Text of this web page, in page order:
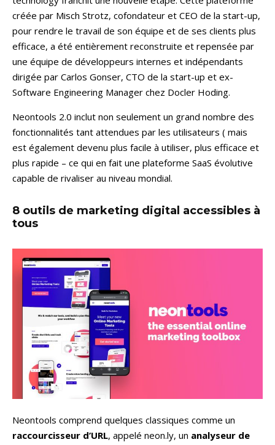
créée par Misch Strotz, cofondateur et CEO de la start-up,
pour rendre le travail de son équipe et de ses clients plus
efficace, a été entièrement reconstruite et repensée par
une équipe de développeurs internes et indépendants
dirigée par Carlos Gonser, CTO de la start-up et ex-
Software Engineering Manager chez Docler Hoding.
Neontools 2.0 inclut non seulement un grand nombre des
fonctionnalités tant attendues par les utilisateurs ( mais
est également devenu plus facile à utiliser, plus efficace et
plus rapide – ce qui en fait une plateforme SaaS évolutive
capable de rivaliser au niveau mondial.
8 outils de marketing digital accessibles à
tous
Neontools comprend quelques classiques comme un
raccourcisseur d’URL, appelé neon.ly, un analyseur de